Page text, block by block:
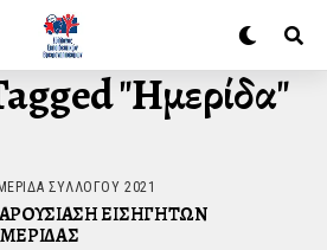
"Ημερίδα"
ΣΥΛΛΌΓΟΥ 2021
ΕΙΣΗΓΗΤΩΝ